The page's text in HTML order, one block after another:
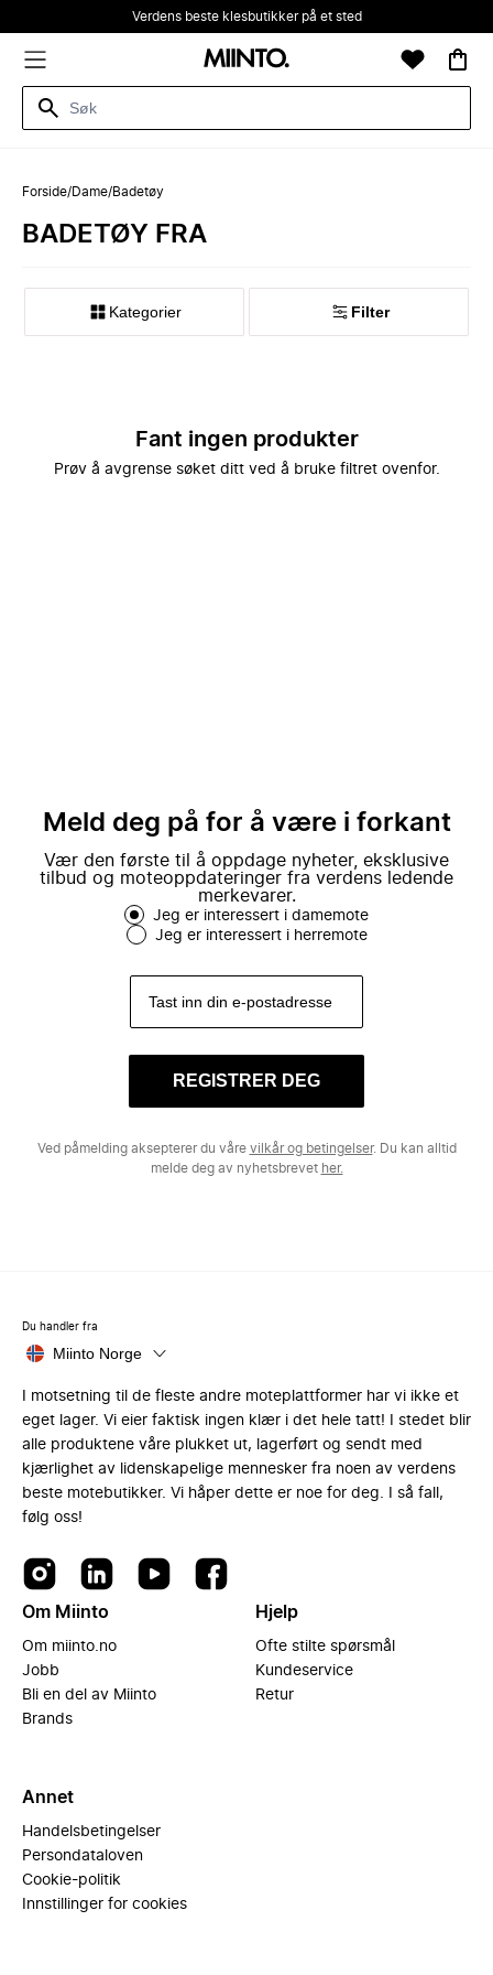
Verdens beste klesbutikker på et sted
Forside/Dame/Badetøy
BADETØY FRA
Kategorier Filter
Fant ingen produkter
Prøv å avgrense søket ditt ved å bruke filtret ovenfor.
Meld deg på for å være i forkant
Vær den første til å oppdage nyheter, eksklusive
tilbud og moteoppdateringer fra verdens ledende
merkevarer.
Jeg er interessert i damemote
Jeg er interessert i herremote
REGISTRER DEG
Ved påmelding aksepterer du våre vilkår og betingelser. Du kan alltid
melde deg av nyhetsbrevet her.
Du handler fra
Miinto Norge
I motsetning til de fleste andre moteplattformer har vi ikke et
eget lager. Vi eier faktisk ingen klær i det hele tatt! I stedet blir
alle produktene våre plukket ut, lagerført og sendt med
kjærlighet av lidenskapelige mennesker fra noen av verdens
beste motebutikker. Vi håper dette er noe for deg. I så fall,
følg oss!
Om Miinto
Om miinto.no
Jobb
Bli en del av Miinto
Brands
Hjelp
Ofte stilte spørsmål
Kundeservice
Retur
Annet
Handelsbetingelser
Persondataloven
Cookie-politik
Innstillinger for cookies